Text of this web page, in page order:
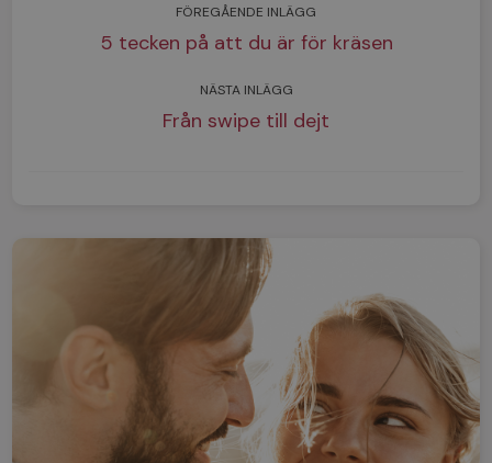
FÖREGÅENDE INLÄGG
5 tecken på att du är för kräsen
NÄSTA INLÄGG
Från swipe till dejt